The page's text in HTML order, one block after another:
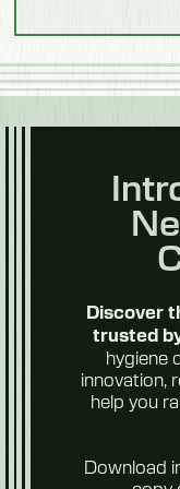
Longueur
1950 mm
270
Équipement
Avec lavage
Modèle
Longueur
des
Discover
trusted
hygiene
innovation,
help you
Download